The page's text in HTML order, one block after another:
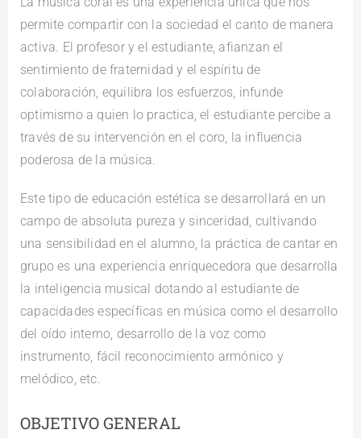
permite compartir con la sociedad el canto de manera
activa. El profesor y el estudiante, afianzan el
sentimiento de fraternidad y el espíritu de
colaboración, equilibra los esfuerzos, infunde
optimismo a quien lo practica, el estudiante percibe a
través de su intervención en el coro, la influencia
poderosa de la música.
Este tipo de educación estética se desarrollará en un
campo de absoluta pureza y sinceridad, cultivando
una sensibilidad en el alumno, la práctica de cantar en
grupo es una experiencia enriquecedora que desarrolla
la inteligencia musical dotando al estudiante de
capacidades específicas en música como el desarrollo
del oído interno, desarrollo de la voz como
instrumento, fácil reconocimiento armónico y
melódico, etc.
OBJETIVO GENERAL